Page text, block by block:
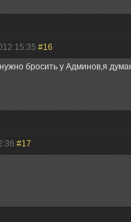
15:35 #16
бросить у Админов,я
#17